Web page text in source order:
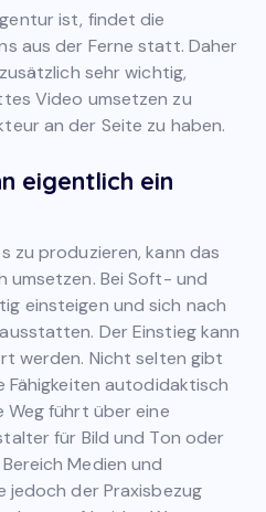
ist, findet die
aus der Ferne statt. Daher
sehr wichtig,
Video umsetzen zu
an der Seite zu haben.
eigentlich ein
zu produzieren, kann das
umsetzen. Bei Soft- und
einsteigen und sich nach
Der Einstieg kann
werden. Nicht selten gibt
Fähigkeiten autodidaktisch
Weg führt über eine
für Bild und Ton oder
Medien und
jedoch der Praxisbezug